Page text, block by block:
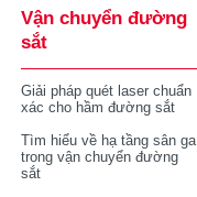
Vận chuyển đường
sắt
Giải pháp quét laser chuẩn
xác cho hầm đường sắt
Tìm hiểu về hạ tầng sân ga
trong vận chuyển đường
sắt